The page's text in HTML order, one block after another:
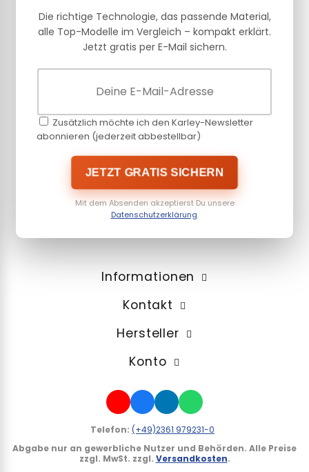
Die richtige Technologie, das passende Material,
alle Top-Modelle im Vergleich – kompakt erklärt.
Jetzt gratis per E-Mail sichern.
Zusätzlich möchte ich den Karley-Newsletter
abonnieren (jederzeit abbestellbar)
JETZT GRATIS SICHERN
Mit dem Absenden akzeptierst Du unsere
Datenschutzerklärung.
Informationen
Kontakt
Hersteller
Konto
Telefon: (+49)2361 979231-0
Abgabe nur an gewerbliche Nutzer und Behörden. Alle Preise
zzgl. MwSt. zzgl. Versandkosten.